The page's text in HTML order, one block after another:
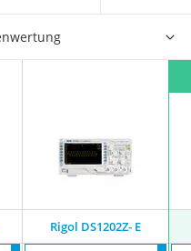
Rigol DS1202Z- E